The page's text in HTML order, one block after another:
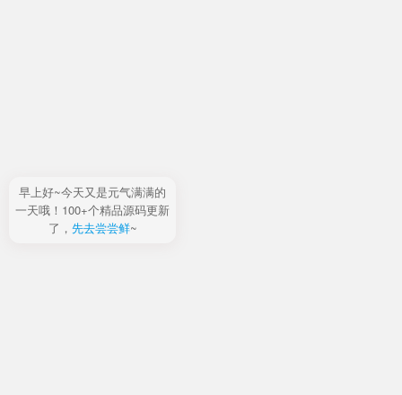
早上好~今天又是元气满满的
一天哦！100+个精品源码更新
了， 先去尝尝鲜~